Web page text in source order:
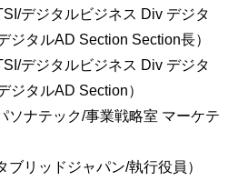
デジタルビジネス Div デジタ
ジタルAD Section Section長）
デジタルビジネス Div デジタ
ジタルAD Section）
ソナテック/事業戦略室 マーケテ
リッドジャパン/執行役員）